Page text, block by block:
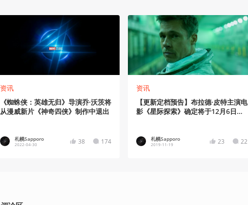
资讯
《蜘蛛侠：英雄无归》导演乔·沃茨将
从漫威新片《神奇四侠》制作中退出
札幌Sapporo
2022-04-30 38 174
资讯
【更新定档预告】布拉德·皮特主演电
影《星际探索》确定将于12月6日登
札幌Sapporo
2019-11-19 23 22